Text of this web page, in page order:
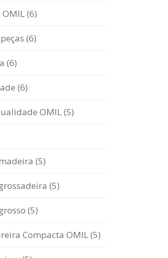
(6)
(6)
(6)
(6)
OMIL (5)
(5)
(5)
(5)
Compacta OMIL (5)